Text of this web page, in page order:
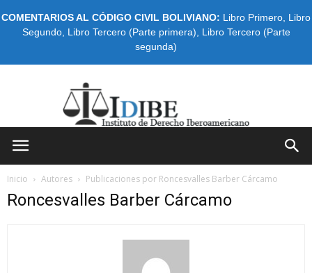
COMENTARIOS AL CÓDIGO CIVIL BOLIVIANO: Libro Primero Libro
Segundo, Libro Tercero (Parte primera)
Libro Tercero (Parte
segunda)
Inicio Autores Publicaciones por Roncesvalles Barber Cárcamo
Roncesvalles Barber Cárcamo